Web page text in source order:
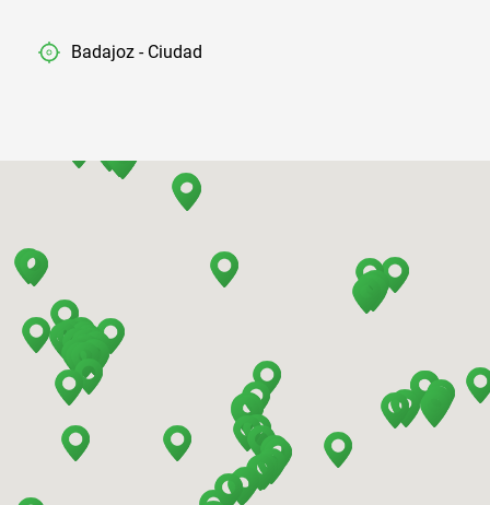
Badajoz - Ciudad
Barcelona - El Prat
Barcelona - Mataro
Barcelona - Terrassa
Benidorm - Centro